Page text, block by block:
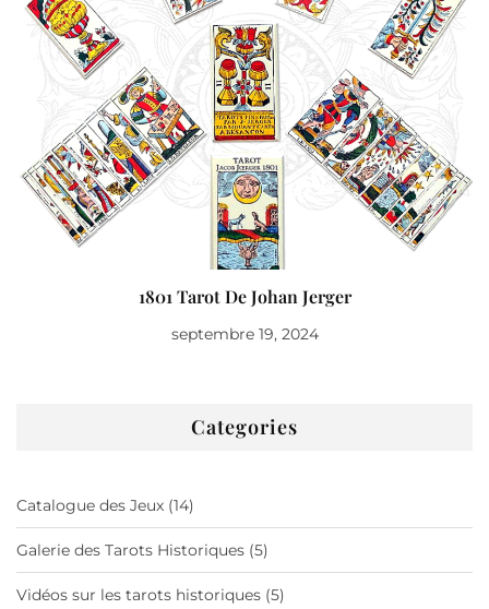
1801 Tarot De Johan Jerger
septembre 19, 2024
Categories
Catalogue des Jeux (14)
Galerie des Tarots Historiques (5)
Vidéos sur les tarots historiques (5)